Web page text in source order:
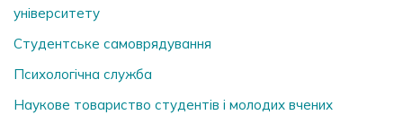
університету
Студентське самоврядування
Психологічна служба
Наукове товариство студентів і молодих вчених